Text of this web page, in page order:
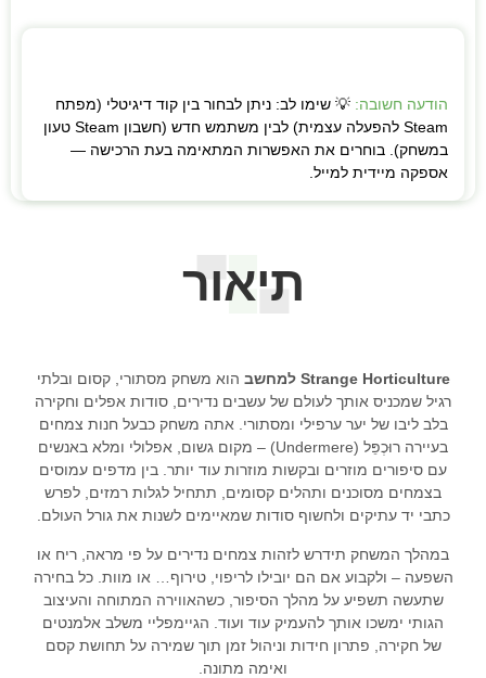
הודעה חשובה: 💡 שימו לב: ניתן לבחור בין קוד דיגיטלי (מפתח
Steam להפעלה עצמית) לבין משתמש חדש (חשבון Steam טעון
במשחק). בוחרים את האפשרות המתאימה בעת הרכישה —
אספקה מיידית למייל.
תיאור
Strange Horticulture למחשב
הוא משחק מסתורי, קסום ובלתי
רגיל שמכניס אותך לעולם של עשבים נדירים, סודות אפלים וחקירה
בלב ליבו של יער ערפילי ומסתורי. אתה משחק כבעל חנות צמחים
בעיירה רוּכְפֵּל (Undermere) – מקום גשום, אפלולי ומלא באנשים
עם סיפורים מוזרים ובקשות מוזרות עוד יותר. בין מדפים עמוסים
בצמחים מסוכנים ותהלים קסומים, תתחיל לגלות רמזים, לפרש
כתבי יד עתיקים ולחשוף סודות שמאיימים לשנות את גורל העולם.
במהלך המשחק תידרש לזהות צמחים נדירים על פי מראה, ריח או
השפעה – ולקבוע אם הם יובילו לריפוי, טירוף… או מוות. כל בחירה
שתעשה תשפיע על מהלך הסיפור, כשהאווירה המתוחה והעיצוב
הגותי ימשכו אותך להעמיק עוד ועוד. הגיימפליי משלב אלמנטים
של חקירה, פתרון חידות וניהול זמן תוך שמירה על תחושת קסם
ואימה מתונה.